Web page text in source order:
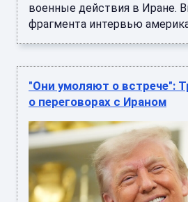
военные действия в Иране.
фрагмента интервью
"Они умоляют о встрече":
о переговорах с Ираном